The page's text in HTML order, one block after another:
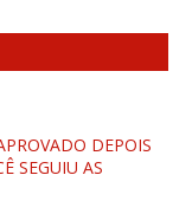
DEPOIS
SEGUIU AS